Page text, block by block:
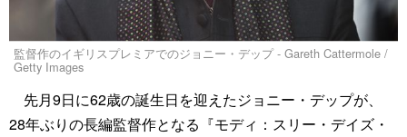
監督作のイギリスプレミアでのジョニー・デップ - Gareth Cattermole /
Getty Images
先月9日に62歳の誕生日を迎えたジョニー・デップが、
28年ぶりの長編監督作となる『モディ：スリー・デイズ・